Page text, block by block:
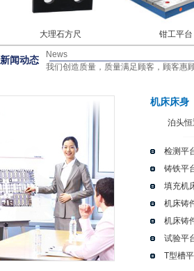
大理石方尺 钳工平台
新闻动态
News
我们创造质量，质量满足顾客，顾客惠顾
机床床身
泊头恒
检测平
铸铁平
填充机
机床铸
机床铸
试验平
T型槽